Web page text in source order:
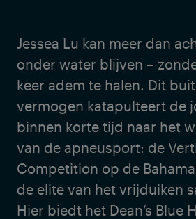
Jessea Lu kan meer dan
onder water blijven –
keer adem te halen. Dit
vermogen katapulteert de
binnen korte tijd naar het
van de apneusport: de
Competition op de
de elite van het vrijduiken
Hier biedt het Dean’s Blue